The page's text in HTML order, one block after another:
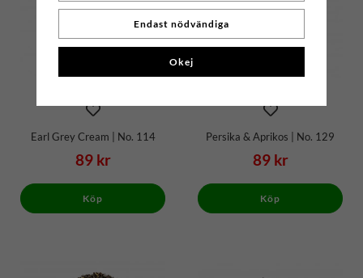
Earl Grey Cream | No. 114
89 kr
Köp
Persika & Aprikos | No. 129
89 kr
Köp
Endast nödvändiga
Okej